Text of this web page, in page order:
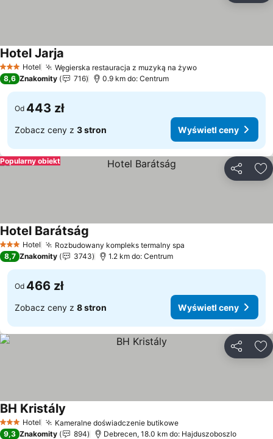
3 Kategoria
Hotel Węgierska restauracja z muzyką na żywo
Hotel Jarja
8,6 Znakomity 716 0.9 km do: Centrum
Od 443 zł
Zobacz ceny z 3 stron Wyświetl ceny
Popularny obiekt
3 Kategoria
Hotel Rozbudowany kompleks termalny spa
Hotel Barátság
8,7 Znakomity 3743 1.2 km do: Centrum
Od 466 zł
Zobacz ceny z 8 stron Wyświetl ceny
3 Kategoria
Hotel Kameralne doświadczenie butikowe
BH Kristály
9,3 Znakomity 894 Debrecen, 18.0 km do: Hajduszoboszlo